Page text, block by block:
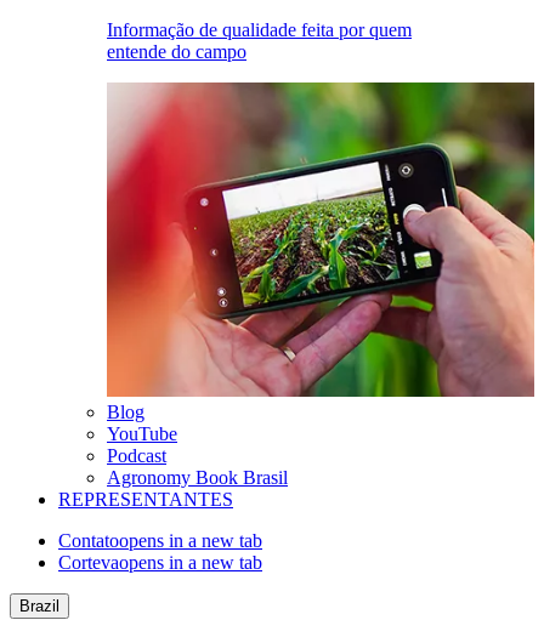
Informação de qualidade feita por quem
entende do campo
Blog
YouTube
Podcast
Agronomy Book Brasil
REPRESENTANTES
Contatoopens in a new tab
Cortevaopens in a new tab
Brazil